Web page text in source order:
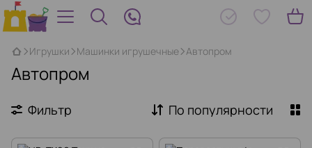
Игрушки Машинки игрушечные Автопром
Автопром
Фильтр По популярности